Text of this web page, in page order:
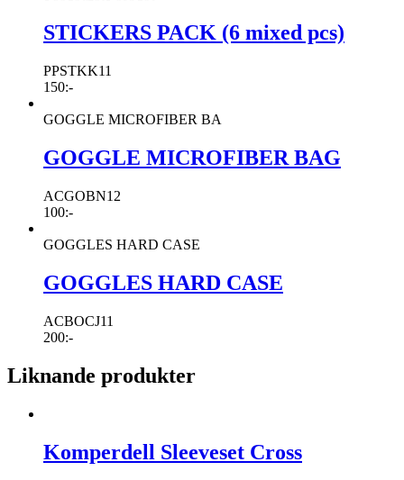
STICKERS PACK (6 mixed pcs)
PPSTKK11
150:-
GOGGLE MICROFIBER BA
GOGGLE MICROFIBER BAG
ACGOBN12
100:-
GOGGLES HARD CASE
GOGGLES HARD CASE
ACBOCJ11
200:-
Liknande produkter
Komperdell Sleeveset Cross